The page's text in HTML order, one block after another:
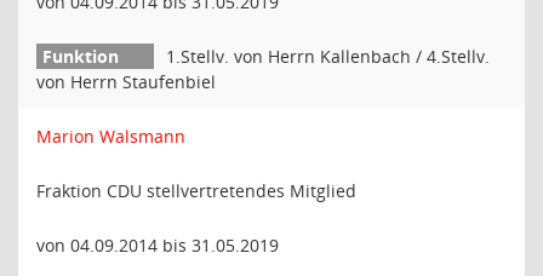
1.Stellv. von Herrn Kallenbach / 4.Stellv.
von Herrn Staufenbiel
Marion Walsmann
Fraktion CDU stellvertretendes Mitglied
von 04.09.2014 bis 31.05.2019